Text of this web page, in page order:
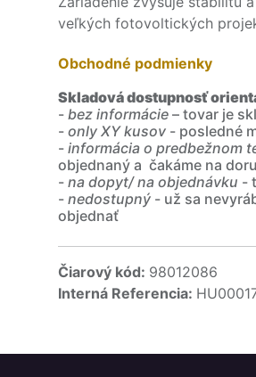
veľkých fotovoltických
Obchodné podmienky
Skladová dostupnosť
- bez informácie – tovar je
- only XY kusov - posledné
- informácia o predbežnom
objednaný a čakáme na
- na dopyt/ na objednávku -
- nedostupný - už sa
objednať
Čiarový kód: 98012086
Interná Referencia: